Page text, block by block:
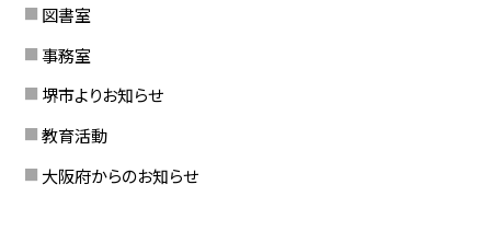
図書室
事務室
堺市よりお知らせ
教育活動
大阪府からのお知らせ